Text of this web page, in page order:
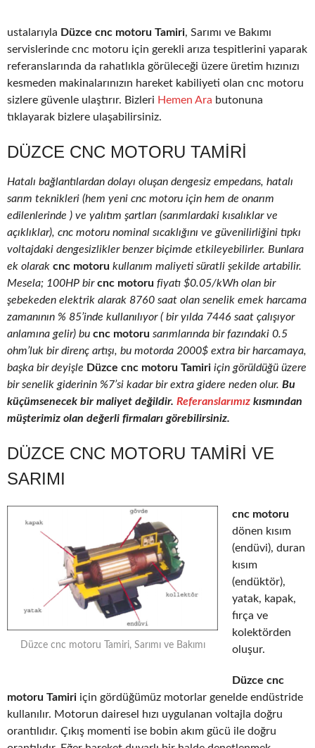
ustalarıyla Düzce cnc motoru Tamiri, Sarımı ve Bakımı
servislerinde cnc motoru için gerekli arıza tespitlerini yaparak
referanslarında da rahatlıkla görüleceği üzere üretim hızınızı
kesmeden makinalarınızın hareket kabiliyeti olan cnc motoru
sizlere güvenle ulaştırır. Bizleri Hemen Ara butonuna
tıklayarak bizlere ulaşabilirsiniz.
DÜZCE CNC MOTORU TAMIRI
Hatalı bağlantılardan dolayı oluşan dengesiz empedans, hatalı
sarım teknikleri (hem yeni cnc motoru için hem de onarım
edilenlerinde ) ve yalıtım şartları (sarımlardaki kısalıklar ve
açıklıklar), cnc motoru nominal sıcaklığını ve güvenilirliğini tıpkı
voltajdaki dengesizlikler benzer biçimde etkileyebilirler. Bunlara
ek olarak cnc motoru kullanım maliyeti süratli şekilde artabilir.
Mesela; 100HP bircnc motoru fiyatı $0.05/kWh olan bir
şebekeden elektrik alarak 8760 saat olan senelik emek harcama
zamanının % 85’inde kullanılıyor ( bir yılda 7446 saat çalışıyor
anlamına gelir) bu cnc motoru sarımlarında bir fazındaki 0.5
ohm’luk bir direnç artışı, bu motorda 2000$ extra bir harcamaya,
başka bir deyişle Düzce cnc motoru Tamiri için görüldüğü üzere
bir senelik giderinin %7’si kadar bir extra gidere neden olur. Bu
küçümsenecek bir maliyet değildir. Referanslarımız kısmından
müşterimiz olan değerli firmaları görebilirsiniz.
DÜZCE CNC MOTORU TAMIRI VE
SARIMI
Düzce cnc motoru Tamiri, Sarımı ve Bakımı
cnc motoru
dönen kısım
(endüvi), duran
kısım
(endüktör),
yatak, kapak,
fırça ve
kolektörden
oluşur.
Düzce cnc
motoru Tamiri için gördüğümüz motorlar genelde endüstride
kullanılır. Motorun dairesel hızı uygulanan voltajla doğru
orantılıdır. Çıkış momenti ise bobin akım gücü ile doğru